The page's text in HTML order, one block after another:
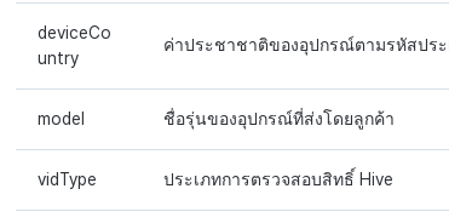
deviceCo
untry
ค่าประชาชาติของอุปกรณ์ตามรหัสประ
model ชื่อรุ่นของอุปกรณ์ที่ส่งโดยลูกค้า
vidType ประเภทการตรวจสอบสิทธิ์ Hive